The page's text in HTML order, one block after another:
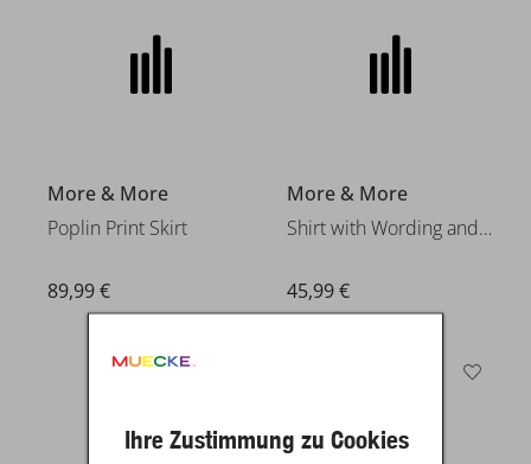
More & More
Poplin Print Skirt
89,99 €
More & More
Shirt with Wording and Sequins
45,99 €
Ihre Zustimmung zu Cookies